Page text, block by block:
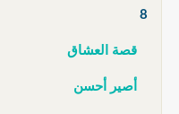
8
قصة العشاق
أصير أحسن